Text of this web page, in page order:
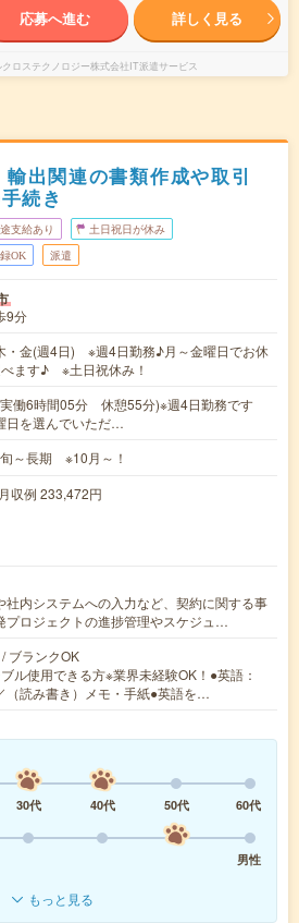
応募へ進む 詳しく見る
ロステクノロジー株式会社IT派遣サービス
出関連の書類作成や取引
続き
支給あり 土日祝日が休み
OK 派遣
9分
・金(週4日) ※週4日勤務♪月～金曜日でお休
ます♪ ※土日祝休み！
働6時間05分 休憩55分)※週4日勤務です
日を選んでいただ…
～長期 ※10月～！
収例 233,472円
社内システムへの入力など、契約に関する事
プロジェクトの進捗管理やスケジュ…
ブランクOK
ル使用できる方※業界未経験OK！●英語：
（読み書き）メモ・手紙●英語を…
30代 40代 50代
60代
男性
もっと見る